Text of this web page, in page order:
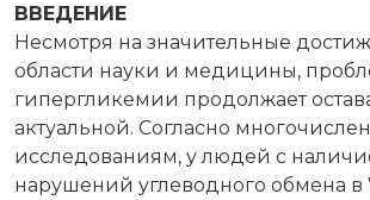
ВВЕДЕНИЕ
Несмотря на значительные
области науки и медицины,
гипергликемии продолжает
актуальной. Согласно
исследованиям, у людей с
нарушений углеводного обмена в